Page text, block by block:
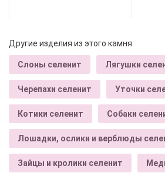
Другие изделия из этого камня:
Слоны селенит Лягушки
Черепахи селенит Уточки
Котики селенит Собаки
Лошадки, ослики и верблюды
Зайцы и кролики селенит